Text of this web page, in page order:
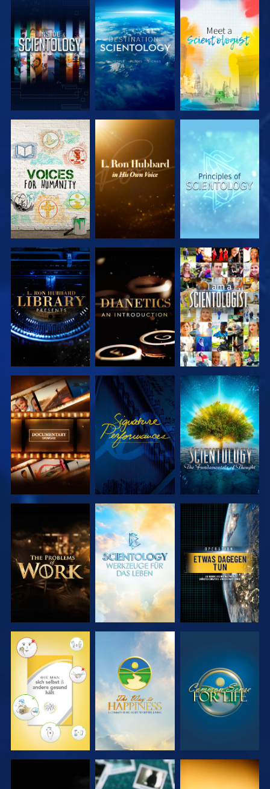
SERIE
ENTDECKEN
SERIE
ENTDECKEN
SERIE
ENTDECKEN
SERIE
ENTDECKEN
SERIE
ENTDECKEN
ANSEHEN
SERIE
ENTDECKEN
ANSEHEN
SERIE
ENTDECKEN
SERIE
ENTDECKEN
SERIE
ENTDECKEN
ANSEHEN
ANSEHEN ANSEHEN ANSEHEN